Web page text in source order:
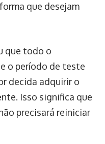
que desejam
que todo o
o período de teste
decida adquirir o
Isso significa que
precisará reiniciar